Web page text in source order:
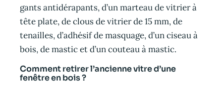
gants antidérapants, d’un marteau de vitrier à
tête plate, de clous de vitrier de 15 mm, de
tenailles, d’adhésif de masquage, d’un ciseau à
bois, de mastic et d’un couteau à mastic.
Comment retirer l’ancienne vitre d’une
fenêtre en bois ?